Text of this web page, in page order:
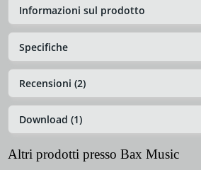
Informazioni sul prodotto
Specifiche
Recensioni (2)
Download (1)
Altri prodotti presso Bax Music